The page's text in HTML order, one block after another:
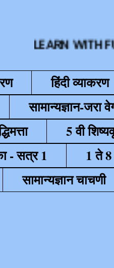
LEARN WITH FUN
हिंदी व्याकरण
सामान्यज्ञान-जरा
5 वी
- सत्र 1
1 ते
सामान्यज्ञान चाचणी